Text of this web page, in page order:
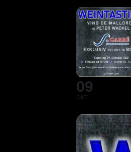
09
OKT